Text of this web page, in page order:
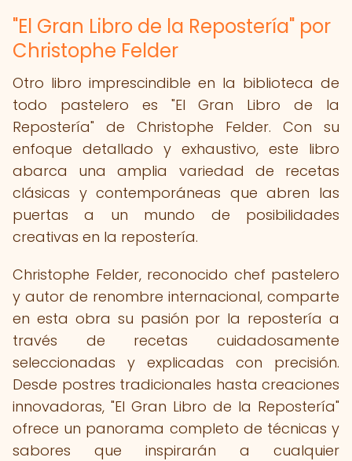
"El Gran Libro de la Repostería" por
Christophe Felder
Otro libro imprescindible en la biblioteca de
todo pastelero es "El Gran Libro de la
Repostería" de Christophe Felder. Con su
enfoque detallado y exhaustivo, este libro
abarca una amplia variedad de recetas
clásicas y contemporáneas que abren las
puertas a un mundo de posibilidades
creativas en la repostería.
Christophe Felder, reconocido chef pastelero
y autor de renombre internacional, comparte
en esta obra su pasión por la repostería a
través de recetas cuidadosamente
seleccionadas y explicadas con precisión.
Desde postres tradicionales hasta creaciones
innovadoras, "El Gran Libro de la Repostería"
ofrece un panorama completo de técnicas y
sabores que inspirarán a cualquier